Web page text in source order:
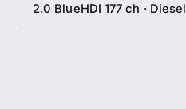
2.0 BlueHDI 177 ch · Diesel